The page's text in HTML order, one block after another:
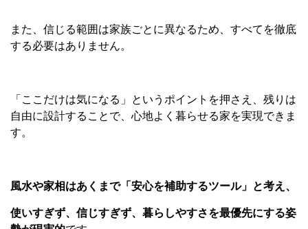
また、信じる範囲は家族ごとに異なるため、すべてを徹底
する必要はありません。
「ここだけは気になる」というポイントを押さえ、残りは
自由に設計することで、心地よく暮らせる家を実現できま
す。
風水や家相はあくまで「安心を補助するツール」と考え、
使いすぎず、信じすぎず、暮らしやすさを最優先にする姿